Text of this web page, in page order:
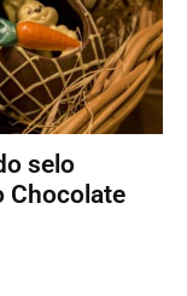
selo
Chocolate